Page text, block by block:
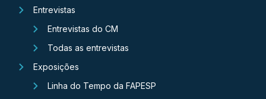
Entrevistas
Entrevistas do CM
Todas as entrevistas
Exposições
Linha do Tempo da FAPESP